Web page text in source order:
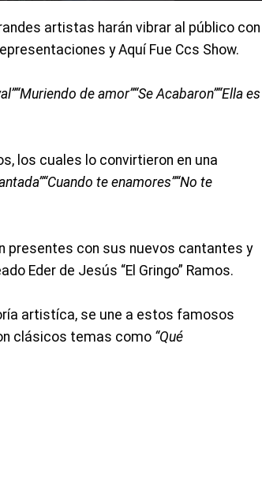
artistas harán vibrar al público con
y Aquí Fue Ccs Show.
“Muriendo de amor”“Se Acabaron”“Ella es
los cuales lo convirtieron en una
“Cuando te enamores”“No te
presentes con sus nuevos cantantes y
Eder de Jesús “El Gringo” Ramos.
artistíca, se une a estos famosos
clásicos temas como “Qué